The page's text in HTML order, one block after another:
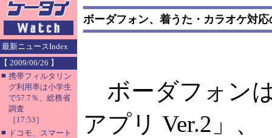
最新ニュースIndex
【 2009/06/26 】
■ 携帯フィルタリン
グ利用率は小学生
で57.7％、総務省
調査
［17:53］
■ ドコモ、スマート
ボーダフォン、着うた・カラオケ対
ボーダフォン
アプリ Ver.2」